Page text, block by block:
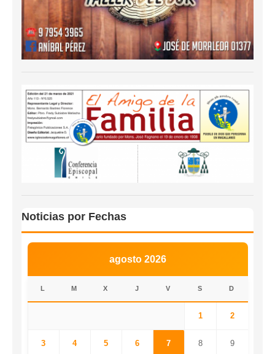
Noticias por Fechas
agosto 2026
L M X J V S D
1 2
3 4 5 6 7 8 9